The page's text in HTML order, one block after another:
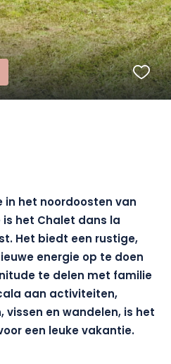
het noordoosten van
het Chalet dans la
Het biedt een rustige,
energie op te doen
te delen met familie
aan activiteiten,
en wandelen, is het
een leuke vakantie.